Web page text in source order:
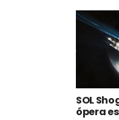
SOL
ópera